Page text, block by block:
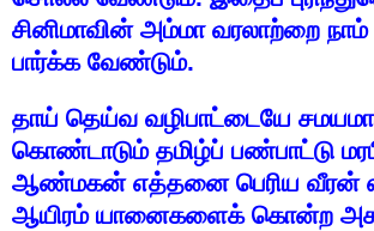
சினிமாவின் அம்மா வரலாற்றை நாம்
பார்க்க வேண்டும்.
தாய் தெய்வ வழிபாட்டையே
கொண்டாடும் தமிழ்ப் பண்பாட்டு
ஆண்மகன் எத்தனை பெரிய வீரன்
ஆயிரம் யானைகளைக் கொன்ற